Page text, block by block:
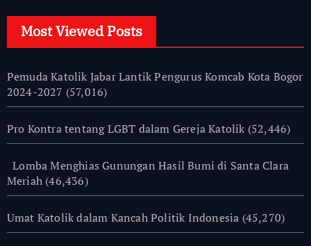
Most Viewed Posts
Pemuda Katolik Jabar Lantik Pengurus Komcab Kota Bogor
2024-2027 (57,016)
Pro Kontra tentang LGBT dalam Gereja Katolik (52,446)
Lomba Menghias Gunungan Hasil Bumi di Santa Clara
Meriah (46,436)
Umat Katolik dalam Kancah Politik Indonesia (45,270)